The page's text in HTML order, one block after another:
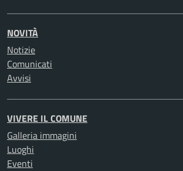
NOVITÀ
Notizie
Comunicati
Avvisi
VIVERE IL COMUNE
Galleria immagini
Luoghi
Eventi